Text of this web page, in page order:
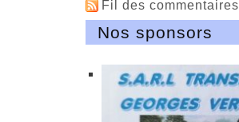
Fil des commentaires
Nos sponsors